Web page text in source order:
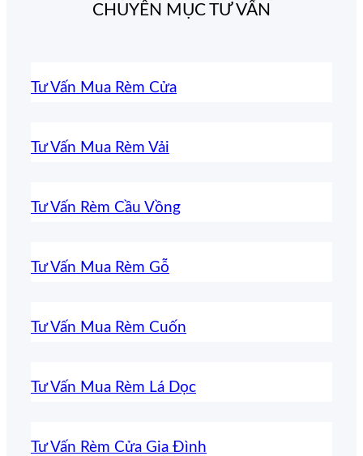
CHUYÊN MỤC TƯ VẤN
Tư Vấn Mua Rèm Cửa
Tư Vấn Mua Rèm Vải
Tư Vấn Rèm Cầu Vồng
Tư Vấn Mua Rèm Gỗ
Tư Vấn Mua Rèm Cuốn
Tư Vấn Mua Rèm Lá Dọc
Tư Vấn Rèm Cửa Gia Đình